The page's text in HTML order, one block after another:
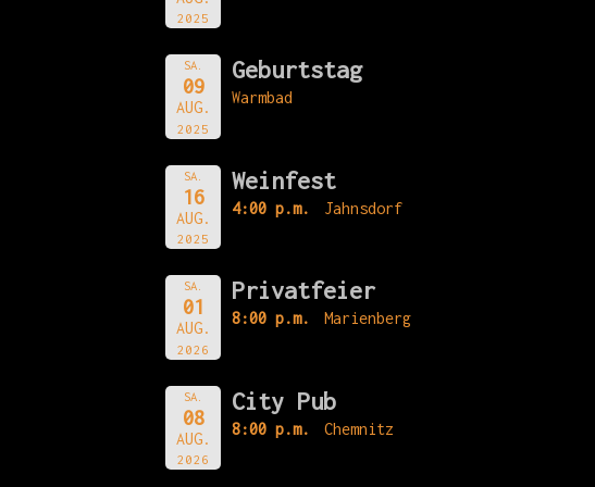
2025
SA.
09
AUG.
2025
Geburtstag
Warmbad
SA.
16
AUG.
2025
Weinfest
4:00 p.m. Jahnsdorf
SA.
01
AUG.
2026
Privatfeier
8:00 p.m. Marienberg
SA.
08
AUG.
2026
City Pub
8:00 p.m. Chemnitz